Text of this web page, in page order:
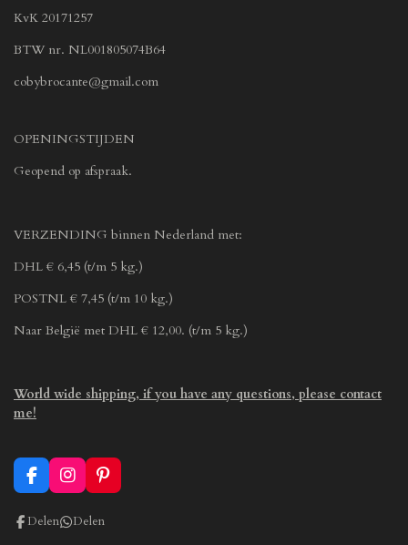
KvK 20171257
BTW nr. NL001805074B64
cobybrocante@gmail.com
OPENINGSTIJDEN
Geopend op afspraak.
VERZENDING binnen Nederland met:
DHL € 6,45 (t/m 5 kg.)
POSTNL € 7,45 (t/m 10 kg.)
Naar België met DHL € 12,00. (t/m 5 kg.)
World wide shipping, if you have any questions, please contact
me!
F
a
c
I
n
s
t
P
i
n
Delen Delen